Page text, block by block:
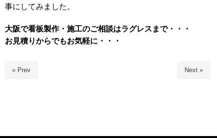
事にしてみました。
大阪で看板製作・施工のご相談はラグレスまで・・・
お見積りからでもお気軽に・・・
« Prev Next »